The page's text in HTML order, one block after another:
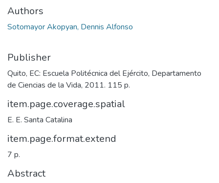
Authors
Sotomayor Akopyan, Dennis Alfonso
Publisher
Quito, EC: Escuela Politécnica del Ejército, Departamento
de Ciencias de la Vida, 2011. 115 p.
item.page.coverage.spatial
E. E. Santa Catalina
item.page.format.extend
7 p.
Abstract